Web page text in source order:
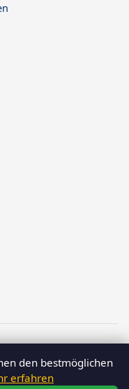
können ebenfalls
den bestmöglichen
erfahren